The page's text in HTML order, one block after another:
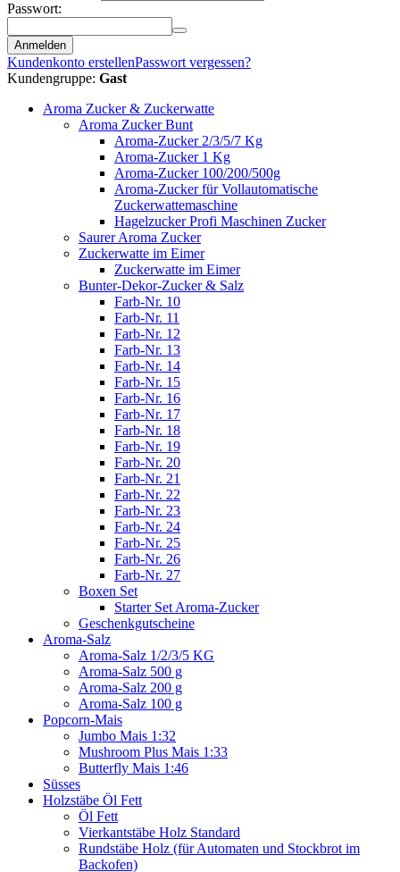
Passwort:
Anmelden
Kundenkonto erstellenPasswort vergessen?
Kundengruppe: Gast
Aroma Zucker & Zuckerwatte
Aroma Zucker Bunt
Aroma-Zucker 2/3/5/7 Kg
Aroma-Zucker 1 Kg
Aroma-Zucker 100/200/500g
Aroma-Zucker für Vollautomatische
Zuckerwattemaschine
Hagelzucker Profi Maschinen Zucker
Saurer Aroma Zucker
Zuckerwatte im Eimer
Zuckerwatte im Eimer
Bunter-Dekor-Zucker & Salz
Farb-Nr. 10
Farb-Nr. 11
Farb-Nr. 12
Farb-Nr. 13
Farb-Nr. 14
Farb-Nr. 15
Farb-Nr. 16
Farb-Nr. 17
Farb-Nr. 18
Farb-Nr. 19
Farb-Nr. 20
Farb-Nr. 21
Farb-Nr. 22
Farb-Nr. 23
Farb-Nr. 24
Farb-Nr. 25
Farb-Nr. 26
Farb-Nr. 27
Boxen Set
Starter Set Aroma-Zucker
Geschenkgutscheine
Aroma-Salz
Aroma-Salz 1/2/3/5 KG
Aroma-Salz 500 g
Aroma-Salz 200 g
Aroma-Salz 100 g
Popcorn-Mais
Jumbo Mais 1:32
Mushroom Plus Mais 1:33
Butterfly Mais 1:46
Süsses
Holzstäbe Öl Fett
Öl Fett
Vierkantstäbe Holz Standard
Rundstäbe Holz (für Automaten und Stockbrot im
Backofen)